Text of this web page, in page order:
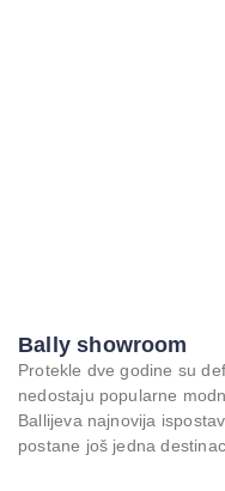
Bally showroom
Protekle dve godine su
nedostaju popularne
Ballijeva najnovija
postane još jedna